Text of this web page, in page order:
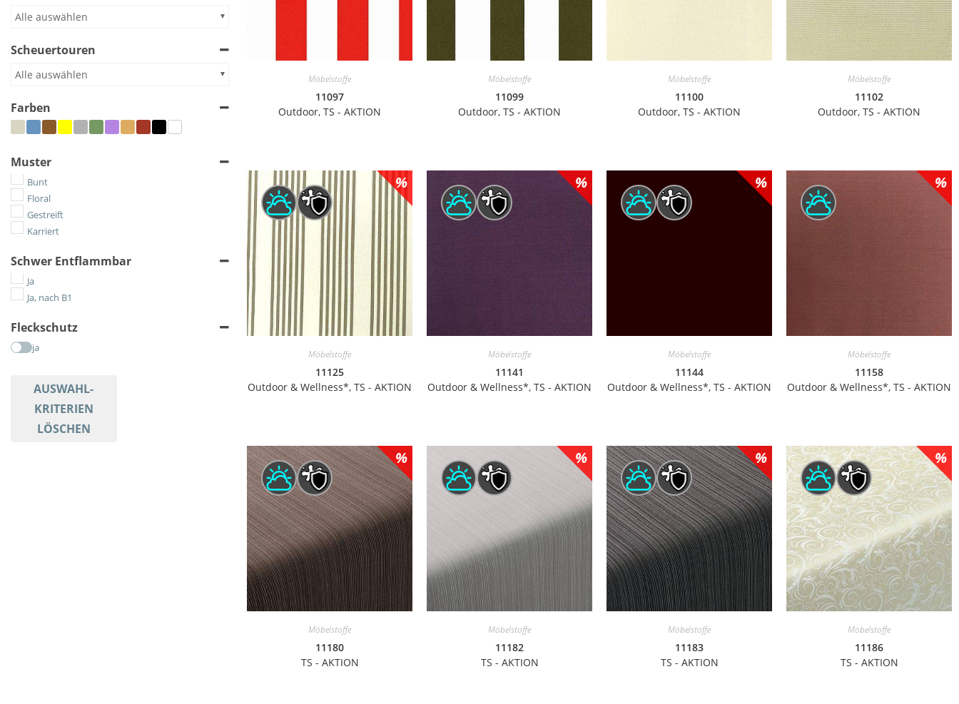
Alle auswählen
Scheuertouren
Alle auswählen
Farben
Muster
Bunt
Floral
Gestreift
Karriert
Schwer Entflammbar
Ja
Ja, nach B1
Fleckschutz
ja
AUSWAHL-
KRITERIEN
LÖSCHEN
Möbelstoffe
11097
Outdoor, TS - AKTION
Möbelstoffe
11099
Outdoor, TS - AKTION
Möbelstoffe
11100
Outdoor, TS - AKTION
Möbelstoffe
11102
Outdoor, TS - AKTION
Möbelstoffe
11125
Outdoor & Wellness*, TS - AKTION
Möbelstoffe
11141
Outdoor & Wellness*, TS - AKTION
Möbelstoffe
11144
Outdoor & Wellness*, TS - AKTION
Möbelstoffe
11158
Outdoor & Wellness*, TS - AKTION
Möbelstoffe
11180
TS - AKTION
Möbelstoffe
11182
TS - AKTION
Möbelstoffe
11183
TS - AKTION
Möbelstoffe
11186
TS - AKTION